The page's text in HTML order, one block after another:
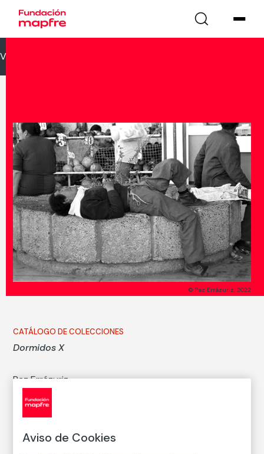
VOLVER
© Paz Errázuriz, 2022
CATÁLOGO DE COLECCIONES
Dormidos X
Paz Errázuriz
Técnica
Impresión digital con tintas sobre papel
Medidas
Aviso de Cookies